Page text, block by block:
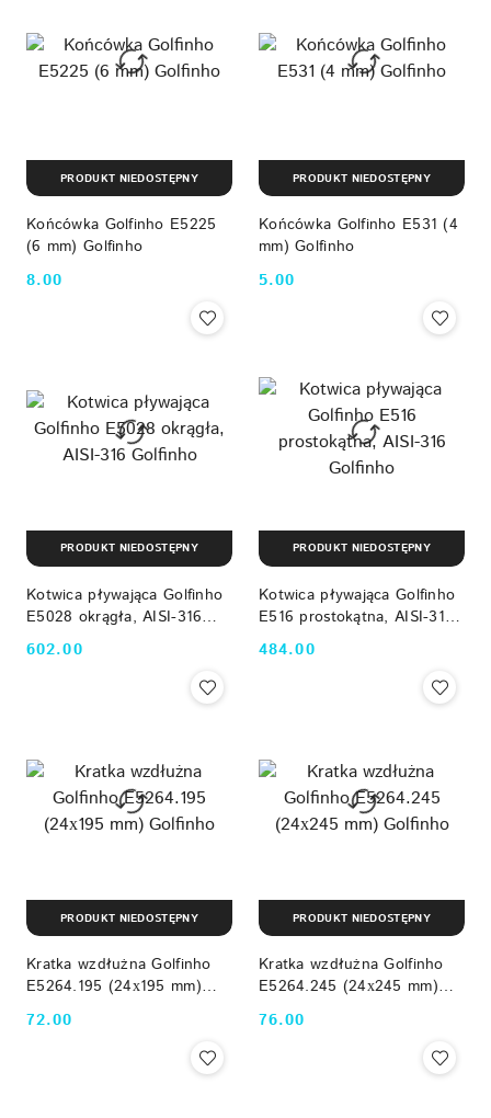
Końcówka Golfinho E5225
(6 mm) Golfinho
Cena:
8.00
PRODUKT NIEDOSTĘPNY
Końcówka Golfinho E531 (4
mm) Golfinho
Cena:
5.00
PRODUKT NIEDOSTĘPNY
Kotwica pływająca Golfinho
E5028 okrągła, AISI-316
Golfinho
Cena:
602.00
PRODUKT NIEDOSTĘPNY
Kotwica pływająca Golfinho
E516 prostokątna, AISI-316
Golfinho
Cena:
484.00
PRODUKT NIEDOSTĘPNY
Kratka wzdłużna Golfinho
E5264.195 (24х195 mm)
Golfinho
Cena:
72.00
PRODUKT NIEDOSTĘPNY
Kratka wzdłużna Golfinho
E5264.245 (24х245 mm)
Golfinho
Cena:
76.00
PRODUKT NIEDOSTĘPNY